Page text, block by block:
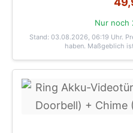
Nur noch
Stand: 03.08.2026, 06:19 Uhr.
haben. Maßgeblich